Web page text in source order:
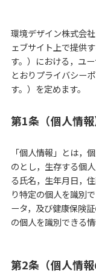
環境デザイン株式会
ェブサイト上で提供
す。）における，ユ
とおりプライバシー
す。）を定めます。
第1条（個人情報
「個人情報」とは，
のとし，生存する個
る氏名，生年月日，
り特定の個人を識別
ータ，及び健康保険
の個人を識別できる
第2条（個人情報